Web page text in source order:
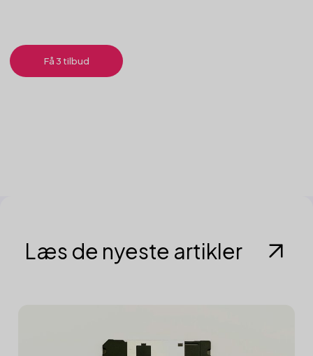
Få 3 tilbud
Læs de nyeste artikler